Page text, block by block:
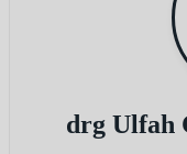
drg Ulfah